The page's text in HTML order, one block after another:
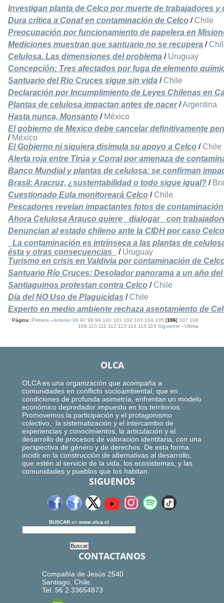
Investigan planta de Celco por muerte de trabajadores
Dura crítica a Conaf en contaminación de Celco / Chile
Preocupación por funcionamiento de papelera en
Mediciones muestran que santuario no se recupera /
Celulosa. Las dimensiones del problema / Uruguay
Concepción: Tres afectados por fuga de elemento
Santuario del Rio Cruces sigue sin vida / Chile
Declaración por Incumplimiento de Leyes Chilenas en
Plantas de celulosa impactan antes de nacer/Argentina
Hasta nunca, Monsanto / México
El gobierno de Mexico debe cancelar definitivamente
/ México
El Gobierno ni siquiera disimula su apoyo a Celco / Chile
Alerta roja entre Tirúa y Corral por amenaza de
Banco Mundial y plantas de celulosa: se confirman
Brasil: Aracruz, ¿sustentabilidad o todo sigue igual? /
Cuestionado Eula monitoreará Celco / Chile
Pescadores revelan impactantes fotos de
Ahora Celulosa Arauco quiere _dialogar_ con
Denuncian al estado chileno ante la CIDH por caso Celco
_La contaminación es intrínseca a las plantas de
ésta y otras consecuencias_
/ Uruguay
Turismo en crisis en Valdivia por contaminación de
Santuario Río Cruces: Desolador panorama a un año
Santiaguinos protestan contra Celco / Chile
Día del NO Uso de Plaguicidas / Chile
Experto en medio ambiente rechaza asentamiento de
Página:Primera -Anterior 96 97 98 99 100 101 102 103 104 105 [106]107 108
109 110 111 112 113 114 115 116 Siguiente -Ultima
OLCA
OLCA es una organización que acompaña a
comunidades en conflicto socioambiental, que en
condiciones de profunda asimetría, enfrentan un modelo
económico depredador impuesto en los territorios.
Promovemos la participación y el protagonismo
colectivo, la sistematización y el intercambio de
experiencias y conocimientos, la articulación y el
desarrollo de procesos de valoración identitaria, con una
perspectiva de género y de derechos. De esta forma
incidir en la construcción de alternativas al desarrollo,
que estén al servicio de la vida, los ecosistemas, y las
comunidades y pueblos que los habitan.
SIGUENOS
BUSCAR en www.olca.cl
CONTACTANOS
Compañía de Jesús 2540
Santiago, Chile.
Tel: 56.2.33654873